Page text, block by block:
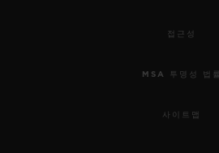
접근성
MSA 투명성 법률
사이트맵